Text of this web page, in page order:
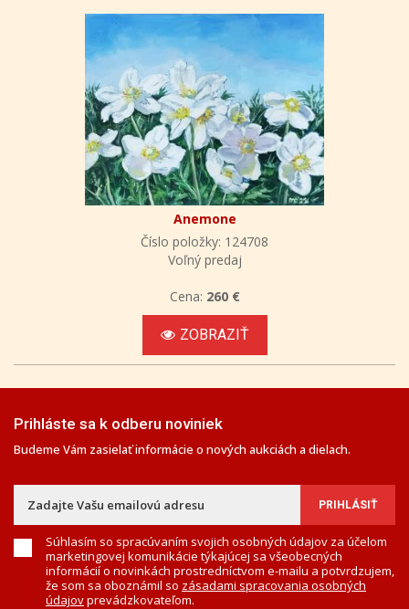
Anemone
Číslo položky: 124708
Voľný predaj
Cena: 260 €
ZOBRAZIŤ
Prihláste sa k odberu noviniek
Budeme Vám zasielať informácie o nových aukciách a dielach.
Súhlasím so spracúvaním svojich osobných údajov za účelom
marketingovej komunikácie týkajúcej sa všeobecných
informácií o novinkách prostredníctvom e-mailu a potvrdzujem,
že som sa oboznámil so zásadami spracovania osobných
údajovprevádzkovateľom.